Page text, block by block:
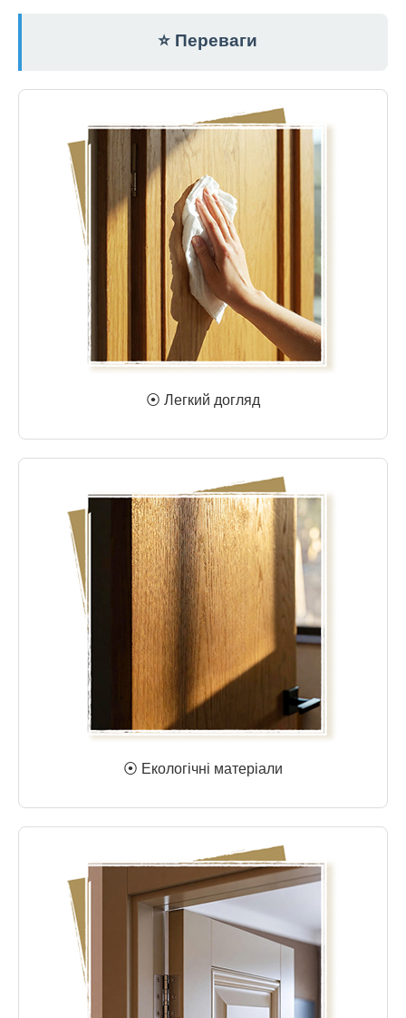
⭐ Переваги
⦿ Легкий догляд
⦿ Екологічні матеріали